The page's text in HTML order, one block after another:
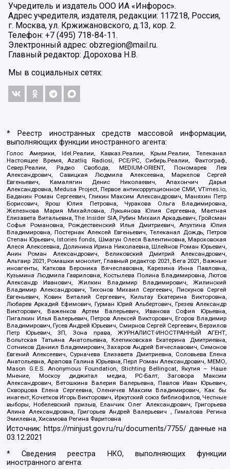
Учредитель и издатель ООО ИА «Инфорос».
Адрес учредителя, издателя, редакции: 117218, Россия,
г. Москва, ул. Кржижановского, д.13, кор. 2.
Телефон: +7 (495) 718-84-11.
Электронный адрес: obzregion@mail.ru.
Главный редактор: Дорохова Н.В.
Мы в социальных сетях:
* Реестр иностранных средств массовой информации,
выполняющих функции иностранного агента:
Голос Америки, Idel.Реалии, Кавказ.Реалии, Крым.Реалии, Телеканал
Настоящее Время, Azatliq Radiosi, PCE/PC, Сибирь.Реалии, Фактограф,
Север.Реалии, Радио Свобода, MEDIUM-ORIENT, Пономарев Лев
Александрович, Савицкая Людмила Алексеевна, Маркелов Сергей
Евгеньевич, Камалягин Денис Николаевич, Апахончич Дарья
Александровна, Medusa Project, Первое антикоррупционное СМИ, VTimes.io,
Баданин Роман Сергеевич, Гликин Максим Александрович, Маняхин Петр
Борисович, Ярош Юлия Петровна, Чуракова Ольга Владимировна,
Железнова Мария Михайловна, Лукьянова Юлия Сергеевна, Маетная
Елизавета Витальевна, The Insider SIA, Рубин Михаил Аркадьевич, Гройсман
Софья Романовна, Рождественский Илья Дмитриевич, Апухтина Юлия
Владимировна, Постернак Алексей Евгеньевич, Телеканал Дождь, Петров
Степан Юрьевич, Istories fonds, Шмагун Олеся Валентиновна, Мароховская
Алеся Алексеевна, Долинина Ирина Николаевна, Шлейнов Роман Юрьевич,
Анин Роман Александрович, Великовский Дмитрий Александрович,
Альтаир 2021, Ромашки монолит, Главный редактор 2021, Вега 2021, Важные
иноагенты, Каткова Вероника Вячеславовна, Карезина Инна Павловна,
Кузьмина Людмила Гавриловна, Костылева Полина Владимировна, Лютов
Александр Иванович, Жилкин Владимир Владимирович, Жилинский
Владимир Александрович, Тихонов Михаил Сергеевич, Пискунов Сергей
Евгеньевич, Ковин Виталий Сергеевич, Кильтау Екатерина Викторовна,
Любарев Аркадий Ефимович, Гурман Юрий Альбертович, Грезев Александр
Викторович, Важенков Артем Валерьевич, Иванова София Юрьевна,
Пигалкин Илья Валерьевич, Петров Алексей Викторович, Егоров Владимир
Владимирович, Гусев Андрей Юрьевич, Смирнов Сергей Сергеевич, Верзилов
Петр Юрьевич, ЗП, Зона права, ЖУРНАЛИСТ-ИНОСТРАННЫЙ АГЕНТ,
Вольтская Татьяна Анатольевна, Клепиковская Екатерина Дмитриевна,
Сотников Даниил Владимирович, Захаров Андрей Вячеславович, Симонов
Евгений Алексеевич, Сурначева Елизавета Дмитриевна, Соловьева Елена
Анатольевна, Арапова Галина Юрьевна, Перл Роман Александрович, МЕМО,
Mason G.E.S. Anonymous Foundation, Stichting Bellingcat, Якутия – Наше
Мнение, Москоу диджитал медиа, РС-Балт, Заговора Максим
Александрович, Ветошкина Валерия Валерьевна, Павлов Иван Юрьевич,
Скворцова Елена Сергеевна, Оленичев Максим Владимирович, Как бы
инагент, Кочетков Игорь Викторович, Иркутский союз библиофилов, Честные
выборы, Нобелевский призыв, Еланчик Олег Александрович, Григорьева
Алина Александровна, Григорьев Андрей Валерьевич , Гималова Регина
Эмилевна, Хисамова Регина Фаритовна
Источник: https://minjust.gov.ru/ru/documents/7755/ данные на
03.12.2021
* Сведения реестра НКО, выполняющих функции
иностранного агента: